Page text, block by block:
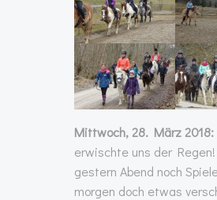
Mittwoch, 28. März 2018:
erwischte uns der
gestern Abend noch
morgen doch etwas